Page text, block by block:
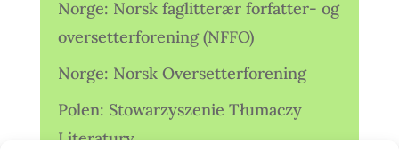
Norge: Norsk faglitterær forfatter- og
oversetterforening (NFFO)
Norge: Norsk Oversetterforening
Polen: Stowarzyszenie Tłumaczy
Literatury